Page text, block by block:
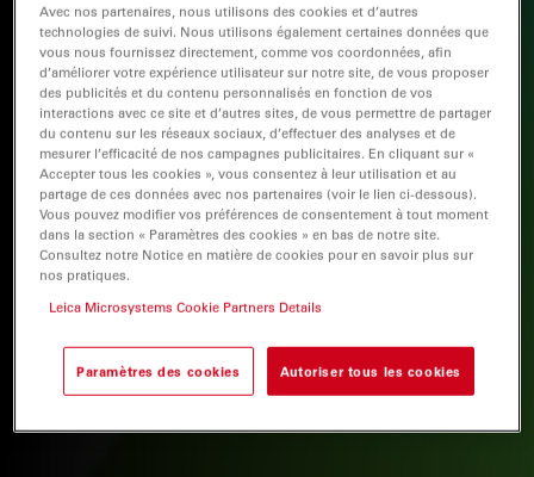
Avec nos partenaires, nous utilisons des cookies et d’autres
technologies de suivi. Nous utilisons également certaines données que
vous nous fournissez directement, comme vos coordonnées, afin
d’améliorer votre expérience utilisateur sur notre site, de vous proposer
des publicités et du contenu personnalisés en fonction de vos
interactions avec ce site et d’autres sites, de vous permettre de partager
du contenu sur les réseaux sociaux, d’effectuer des analyses et de
mesurer l’efficacité de nos campagnes publicitaires. En cliquant sur «
Accepter tous les cookies », vous consentez à leur utilisation et au
partage de ces données avec nos partenaires (voir le lien ci-dessous).
Vous pouvez modifier vos préférences de consentement à tout moment
dans la section « Paramètres des cookies » en bas de notre site.
Consultez notre Notice en matière de cookies pour en savoir plus sur
nos pratiques.
Leica Microsystems Cookie Partners Details
Paramètres des cookies Autoriser tous les cookies